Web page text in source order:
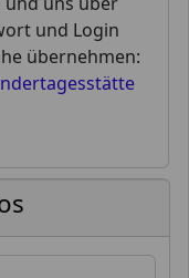
und Login
übernehmen: